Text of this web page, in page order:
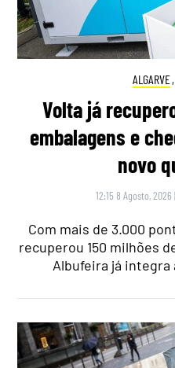
ALGARVE,
Volta já
embalagens e
novo
12:15 8 Agosto, 2026 |
Com mais de 3.000
recuperou 150 milhões
Albufeira já integra